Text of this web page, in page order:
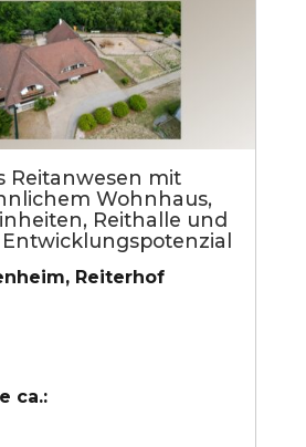
Reitanwesen mit
Wohnhaus,
Reithalle und
Reiterhof
ca.: